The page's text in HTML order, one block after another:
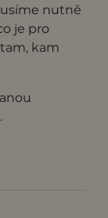
nutně
je pro
kam
.